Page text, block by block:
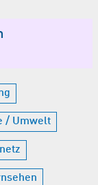
/ Umwelt